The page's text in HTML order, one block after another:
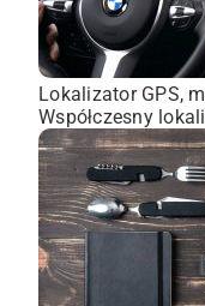
Lokalizator GPS,
Współczesny